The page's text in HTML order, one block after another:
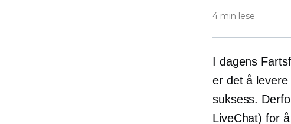
4 min lese
I dagens
er det å
suksess.
LiveChat) for